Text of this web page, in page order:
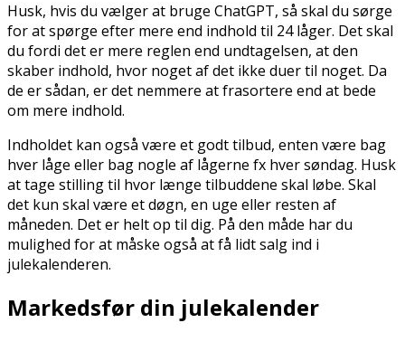
Husk, hvis du vælger at bruge ChatGPT, så skal du sørge
for at spørge efter mere end indhold til 24 låger. Det skal
du fordi det er mere reglen end undtagelsen, at den
skaber indhold, hvor noget af det ikke duer til noget. Da
de er sådan, er det nemmere at frasortere end at bede
om mere indhold.
Indholdet kan også være et godt tilbud, enten være bag
hver låge eller bag nogle af lågerne fx hver søndag. Husk
at tage stilling til hvor længe tilbuddene skal løbe. Skal
det kun skal være et døgn, en uge eller resten af
måneden. Det er helt op til dig. På den måde har du
mulighed for at måske også at få lidt salg ind i
julekalenderen.
Markedsfør din julekalender